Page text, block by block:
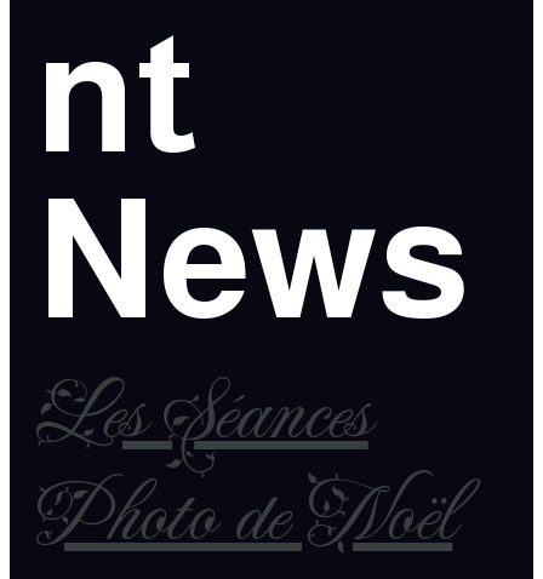
nt
News
Les Séances
Photo de Noël